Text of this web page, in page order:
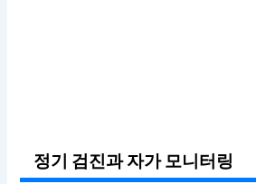
정기 검진과 자가 모니터링